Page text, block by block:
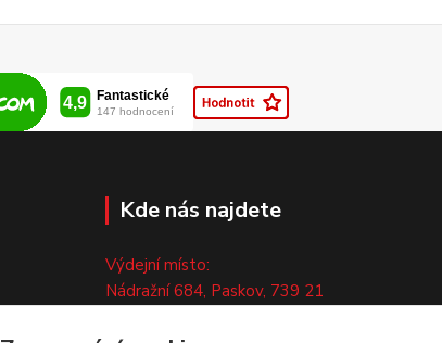
Kde nás najdete
Výdejní místo:
Nádražní 684, Paskov, 739 21
Pouze po předchozí tel. domluvě.